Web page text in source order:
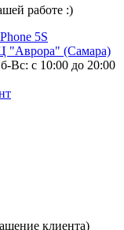
работе :)
5S
"Аврора" (Самара)
Вс: с 10:00 до 20:00
клиента)